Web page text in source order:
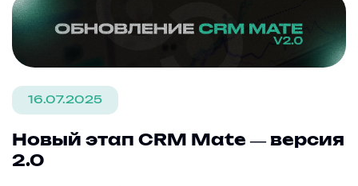
16.07.2025
Новый этап CRM Mate — версия
2.0